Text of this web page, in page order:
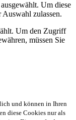
Um diese
Auswahl zulassen.
Um den Zugriff
müssen Sie
und können in Ihren
diese Cookies nur als